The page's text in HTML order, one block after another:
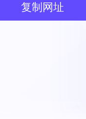
复制网址